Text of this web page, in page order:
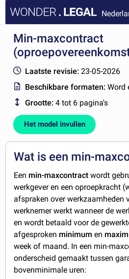
HOME
FAQ
MIJN ACCOUNT
Min-maxcontract
Laatste revisie: 23-05-2026
Beschikbare formaten:Word
Grootte: 4 tot 6 pagina's
Het model invullen
Wat is een min-
Een min-maxcontract wordt
werkgever en een oproepkracht
afspraken over werkzaamheden
werknemer werkt wanneer de
en wordt betaald voor de
afgesproken minimumen
week of maand. In een min-
onderscheid gemaakt tussen
bovenminimale uren: